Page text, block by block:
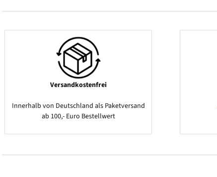
Versandkostenfrei
Innerhalb von Deutschland als Paketversand
ab 100,- Euro Bestellwert